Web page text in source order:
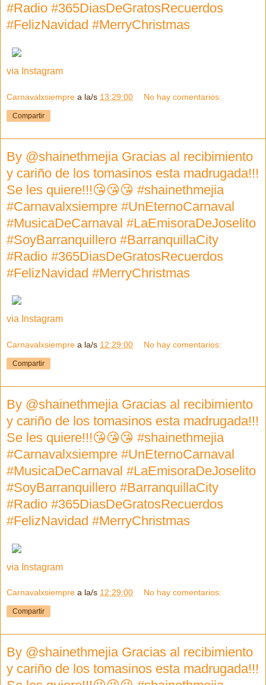
#Radio #365DiasDeGratosRecuerdos
#FelizNavidad #MerryChristmas
via Instagram
Carnavalxsiempre a la/s 13:29:00 No hay comentarios:
Compartir
By @shainethmejia Gracias al recibimiento
y cariño de los tomasinos esta madrugada!!!
Se les quiere!!!😘😘😘 #shainethmejia
#Carnavalxsiempre #UnEternoCarnaval
#MusicaDeCarnaval #LaEmisoraDeJoselito
#SoyBarranquillero #BarranquillaCity
#Radio #365DiasDeGratosRecuerdos
#FelizNavidad #MerryChristmas
via Instagram
Carnavalxsiempre a la/s 12:29:00 No hay comentarios:
Compartir
By @shainethmejia Gracias al recibimiento
y cariño de los tomasinos esta madrugada!!!
Se les quiere!!!😘😘😘 #shainethmejia
#Carnavalxsiempre #UnEternoCarnaval
#MusicaDeCarnaval #LaEmisoraDeJoselito
#SoyBarranquillero #BarranquillaCity
#Radio #365DiasDeGratosRecuerdos
#FelizNavidad #MerryChristmas
via Instagram
Carnavalxsiempre a la/s 12:29:00 No hay comentarios:
Compartir
By @shainethmejia Gracias al recibimiento
y cariño de los tomasinos esta madrugada!!!